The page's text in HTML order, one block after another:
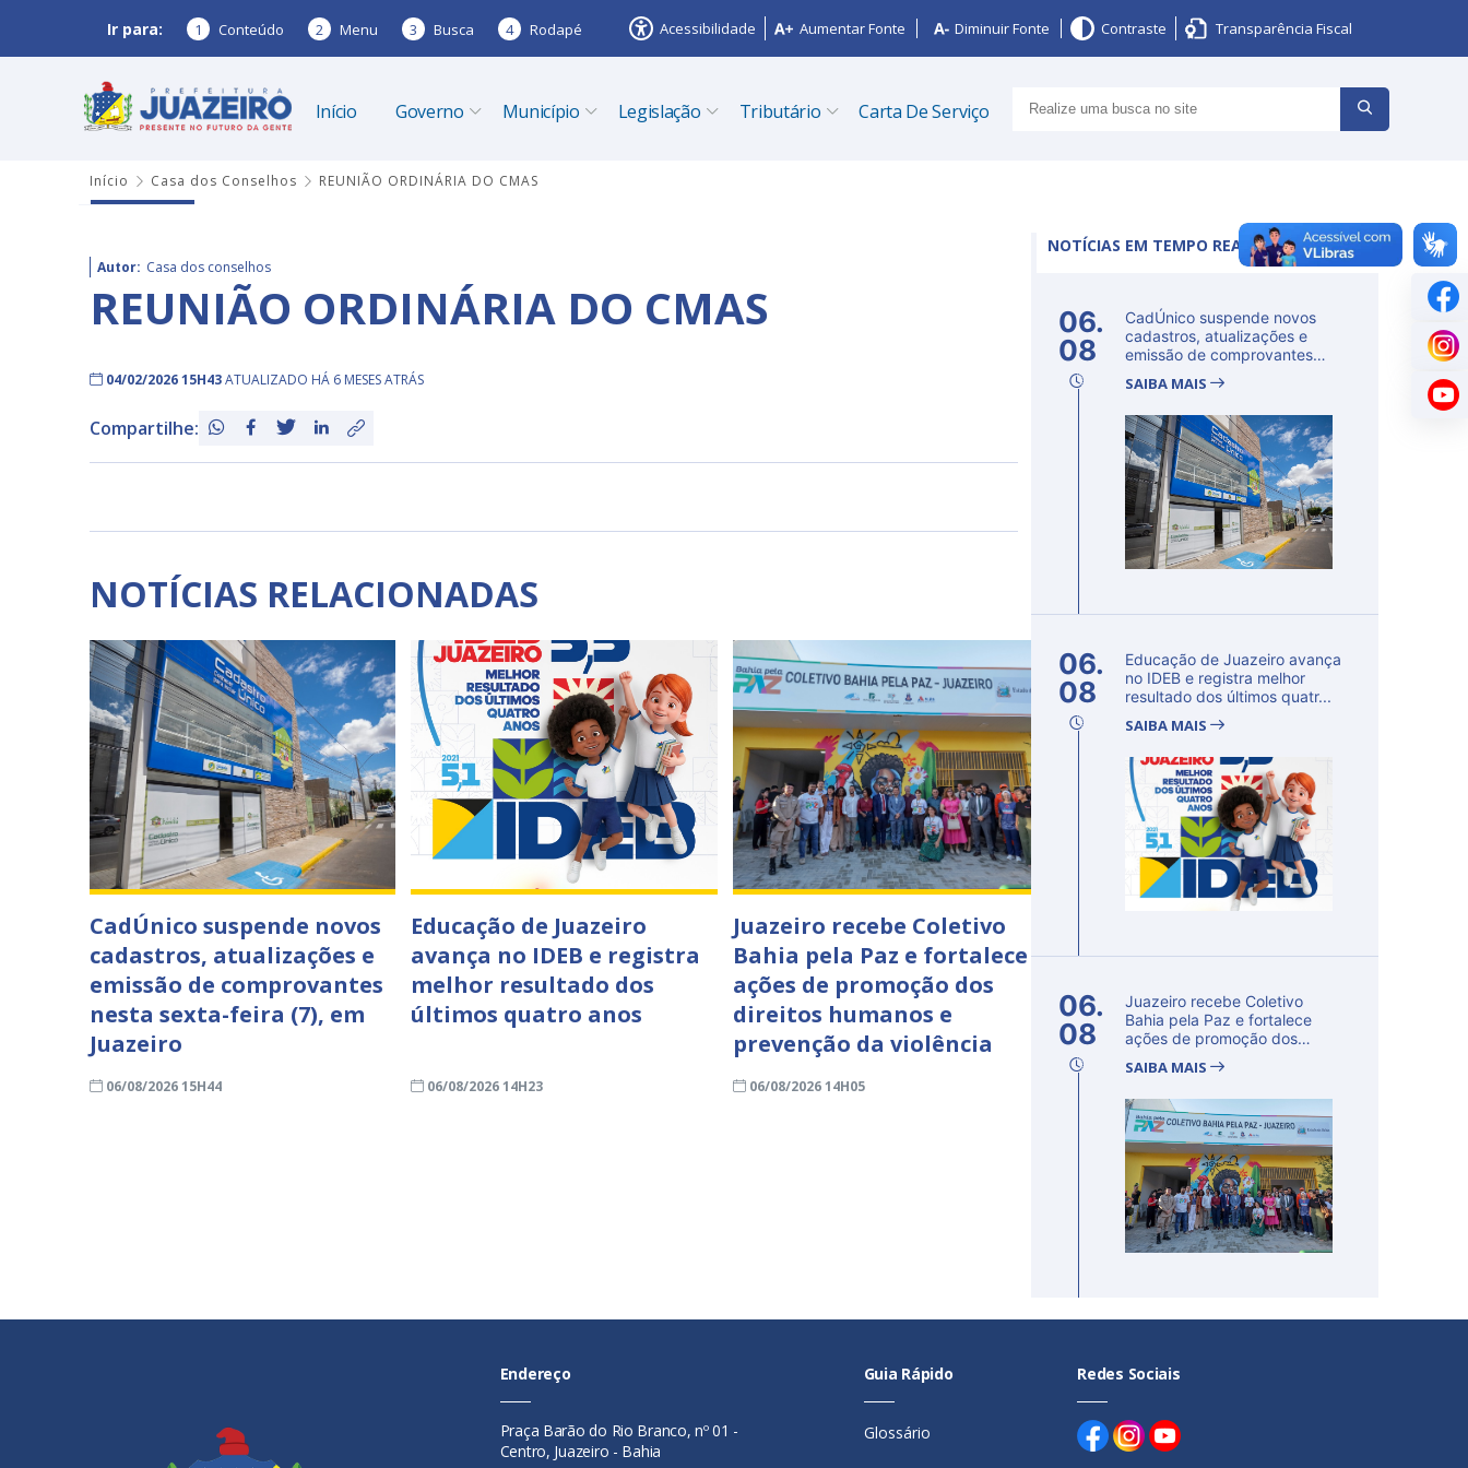
Ir para: 1 Conteúdo 2 Menu 3 Busca 4 Rodapé Acessibilidade Aumentar Fonte Diminuir Fonte Contraste Transparência Fiscal
Início Governo Município Legislação Tributário Carta De Serviço
Início Casa dos Conselhos REUNIÃO ORDINÁRIA DO CMAS
Autor: Casa dos conselhos
REUNIÃO ORDINÁRIA DO CMAS
04/02/2026 15H43ATUALIZADO HÁ 6 MESES ATRÁS
Compartilhe:
NOTÍCIAS RELACIONADAS
CadÚnico suspende novos
cadastros, atualizações e
emissão de comprovantes
nesta sexta-feira (7), em
Juazeiro
06/08/2026 15H44
Educação de Juazeiro
avança no IDEB e registra
melhor resultado dos
últimos quatro anos
06/08/2026 14H23
Juazeiro recebe Coletivo
Bahia pela Paz e fortalece
ações de promoção dos
direitos humanos e
prevenção da violência
06/08/2026 14H05
NOTÍCIAS EM TEMPO REAL
06.
08
CadÚnico suspende novos
cadastros, atualizações e
emissão de comprovantes
SAIBA MAIS
06.
08
Educação de Juazeiro avança
no IDEB e registra melhor
resultado dos últimos quatr...
SAIBA MAIS
06.
08
Juazeiro recebe Coletivo
Bahia pela Paz e fortalece
ações de promoção dos
SAIBA MAIS
Endereço
Praça Barão do Rio Branco, nº 01 -
Centro, Juazeiro - Bahia
Guia Rápido
Glossário
Redes Sociais